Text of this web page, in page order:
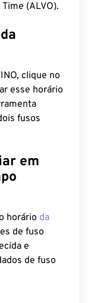
(ALVO).
clique no
esse horário
fusos
em
horário da
de fuso
e
de fuso